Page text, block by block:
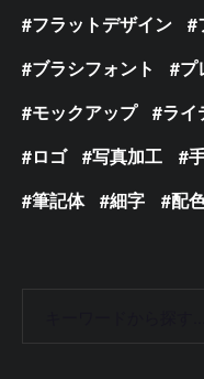
フラットデザイン
ブラシフォント
プ
モックアップ
ライ
ロゴ
写真加工
筆記体
細字 配